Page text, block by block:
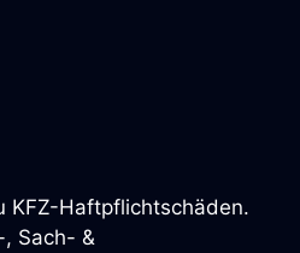
KFZ-Haftpflichtschäden.
Sach- &